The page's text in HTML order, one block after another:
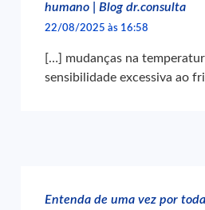
humano | Blog dr.consulta
22/08/2025 às 16:58
[…] mudanças na
sensibilidade excessiva ao
Entenda de uma vez por